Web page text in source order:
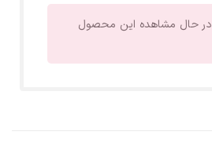
در حال مشاهده این محصول